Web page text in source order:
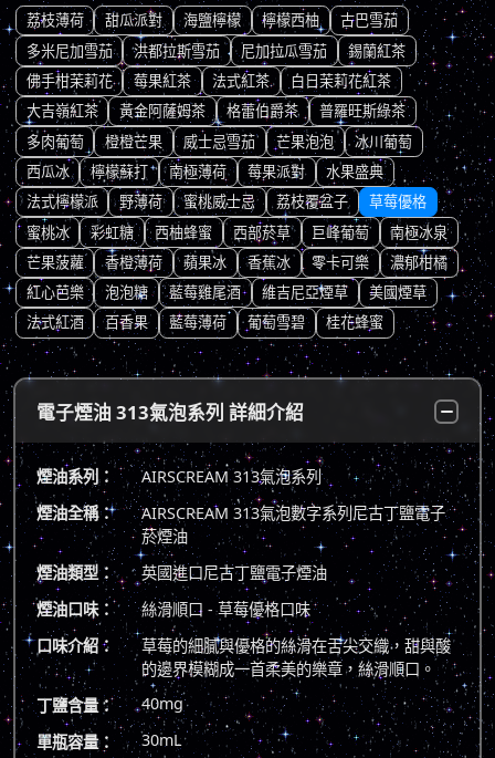
荔枝薄荷 甜瓜派對 海鹽檸檬 檸檬西柚
古巴雪茄
多米尼加雪茄
洪都拉斯雪茄 尼加拉瓜雪茄
錫蘭紅茶
佛手柑茉莉花
莓果紅茶 法式紅茶
白日茉莉花紅茶
大吉嶺紅茶
黃金阿薩姆茶 格蕾伯爵茶
普羅旺斯綠茶
多肉葡萄
橙橙芒果 威士忌雪茄 芒果泡泡
冰川葡萄
西瓜冰
檸檬蘇打 南極薄荷 莓果派對
水果盛典
法式檸檬派
野薄荷 蜜桃威士忌 荔枝覆盆子
草莓優格
蜜桃冰
彩虹糖 西柚蜂蜜 西部菸草 巨峰葡萄
南極冰泉
芒果菠蘿
香橙薄荷 蘋果冰 香蕉冰 零卡可樂
濃郁柑橘
紅心芭樂
泡泡糖 藍莓雞尾酒 維吉尼亞煙草
美國煙草
法式紅酒
百香果 藍莓薄荷 葡萄雪碧 桂花蜂蜜
電子煙油 313氣泡系列 詳細介紹
煙油系列：
AIRSCREAM 313氣泡系列
煙油全稱：
AIRSCREAM 313氣泡數字系列尼古丁鹽電子
菸煙油
煙油類型：
英國進口尼古丁鹽電子煙油
煙油口味：
絲滑順口 - 草莓優格口味
口味介紹：
草莓的細膩與優格的絲滑在舌尖交織，甜與酸
的邊界模糊成一首柔美的樂章，絲滑順口。
丁鹽含量：
40mg
單瓶容量：
30mL